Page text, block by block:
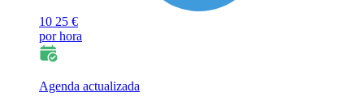
10 25 €
por hora
Agenda actualizada